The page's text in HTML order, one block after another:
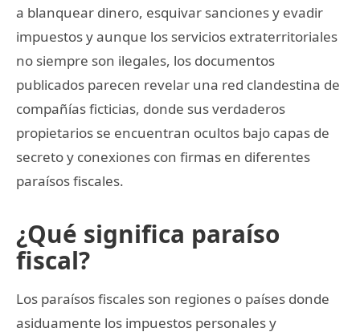
a blanquear dinero, esquivar sanciones y evadir
impuestos y aunque los servicios extraterritoriales
no siempre son ilegales, los documentos
publicados parecen revelar una red clandestina de
compañías ficticias, donde sus verdaderos
propietarios se encuentran ocultos bajo capas de
secreto y conexiones con firmas en diferentes
paraísos fiscales.
¿Qué significa paraíso
fiscal?
Los paraísos fiscales son regiones o países donde
asiduamente los impuestos personales y